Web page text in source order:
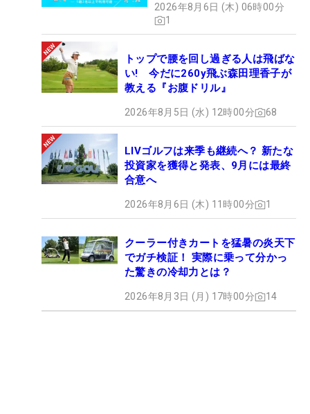
2026年8月6日 (木) 06時00分
1
トップで腰を回し過ぎる人は飛ばな
い! 今だに260y飛ぶ森田理香子が
教える『お腹ドリル』
2026年8月5日 (水) 12時00分 68
LIVゴルフは来季も継続へ？ 新たな
投資家を獲得と発表、9月には最終
合意へ
2026年8月6日 (木) 11時00分 1
クーラー付きカートを猛暑の炎天下
でガチ検証！ 実際に乗って分かっ
た驚きの冷却力とは？
2026年8月3日 (月) 17時00分 14